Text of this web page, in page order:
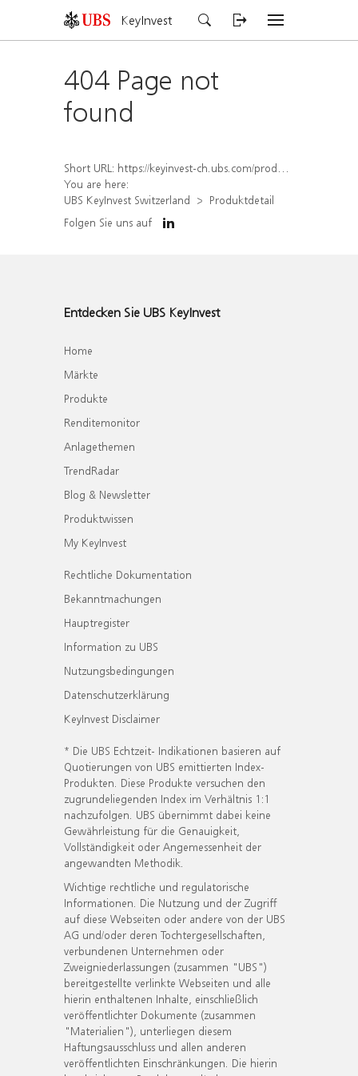
KeyInvest
404 Page not
found
Short URL: https://keyinvest-ch.ubs.com/produkt/detail/index/isin/CH1570527809
You are here:
UBS KeyInvest Switzerland
Produktdetail
Folgen Sie uns auf
Entdecken Sie UBS KeyInvest
Home
Märkte
Produkte
Renditemonitor
Anlagethemen
TrendRadar
Blog & Newsletter
Produktwissen
My KeyInvest
Rechtliche Dokumentation
Bekanntmachungen
Hauptregister
Information zu UBS
Nutzungsbedingungen
Datenschutzerklärung
KeyInvest Disclaimer
* Die UBS Echtzeit- Indikationen basieren auf
Quotierungen von UBS emittierten Index-
Produkten. Diese Produkte versuchen den
zugrundeliegenden Index im Verhältnis 1:1
nachzufolgen. UBS übernimmt dabei keine
Gewährleistung für die Genauigkeit,
Vollständigkeit oder Angemessenheit der
angewandten Methodik.
Wichtige rechtliche und regulatorische
Informationen. Die Nutzung und der Zugriff
auf diese Webseiten oder andere von der UBS
AG und/oder deren Tochtergesellschaften,
verbundenen Unternehmen oder
Zweigniederlassungen (zusammen "UBS")
bereitgestellte verlinkte Webseiten und alle
hierin enthaltenen Inhalte, einschließlich
veröffentlichter Dokumente (zusammen
"Materialien"), unterliegen diesem
Haftungsausschluss und allen anderen
veröffentlichten Einschränkungen. Die hierin